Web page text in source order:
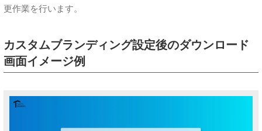
更作業を行います。
カスタムブランディング設定後のダウンロード
画面イメージ例